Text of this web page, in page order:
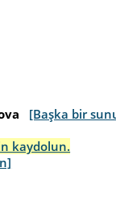
[Başka bir
kaydolun.